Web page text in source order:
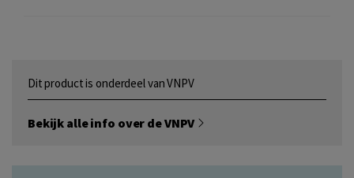
Dit product is onderdeel van VNPV
Bekijk alle info over de VNPV